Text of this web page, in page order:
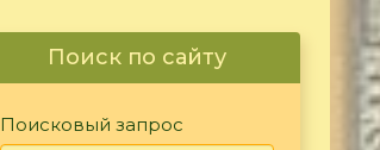
Поиск по сайту
Поисковый запрос